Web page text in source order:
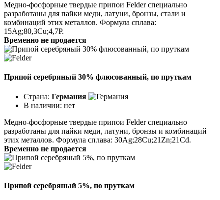
Медно-фосфорные твердые припои Felder специально
разработаны для пайки меди, латуни, бронзы, стали и
комбинаций этих металлов. Формула сплава:
15Ag;80,3Cu;4,7P.
Временно не продается
Припой серебряный 30% флюсованный, по пруткам
Страна: Германия
В наличии: нет
Медно-фосфорные твердые припои Felder специально
разработаны для пайки меди, латуни, бронзы и комбинаций
этих металлов. Формула сплава: 30Ag;28Cu;21Zn;21Cd.
Временно не продается
Припой серебряный 5%, по пруткам